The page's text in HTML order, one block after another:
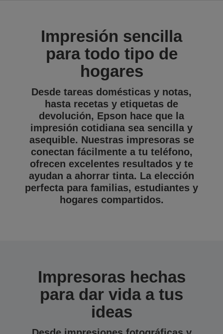
Impresión sencilla
para todo tipo de
hogares
Desde tareas domésticas y notas,
hasta recetas y etiquetas de
devolución, Epson hace que la
impresión cotidiana sea sencilla y
asequible. Nuestras impresoras se
conectan fácilmente a tu teléfono,
ofrecen excelentes resultados y te
ayudan a ahorrar tinta. La elección
perfecta para familias, estudiantes y
hogares compartidos.
Impresoras hechas
para dar vida a tus
ideas